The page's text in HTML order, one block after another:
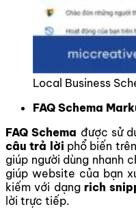
Local Business
FAQ Schema
FAQ Schema được sử
câu trả lời phổ biến
giúp người dùng nhanh
giúp website của bạn
kiếm với dạngrich
lời trực tiếp.